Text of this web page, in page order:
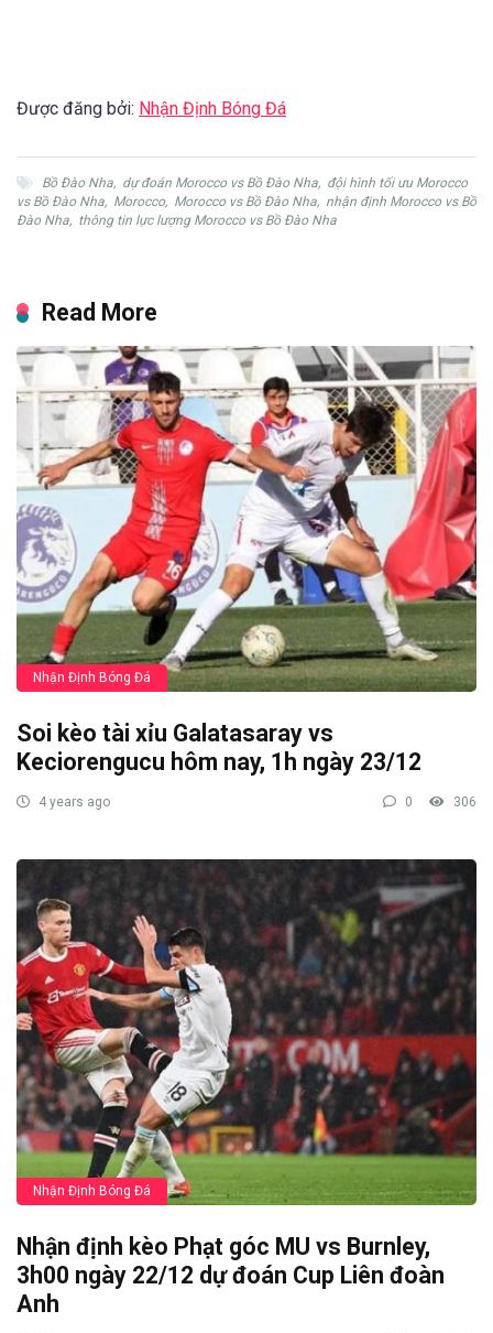
Được đăng bởi: Nhận Định Bóng Đá
Bồ Đào Nha, dự đoán Morocco vs Bồ Đào Nha, đội hình tối ưu Morocco
vs Bồ Đào Nha, Morocco, Morocco vs Bồ Đào Nha, nhận định Morocco vs Bồ
Đào Nha, thông tin lực lượng Morocco vs Bồ Đào Nha
Read More
Nhận Định Bóng Đá
Soi kèo tài xỉu Galatasaray vs
Keciorengucu hôm nay, 1h ngày 23/12
4 years ago 0 306
Nhận Định Bóng Đá
Nhận định kèo Phạt góc MU vs Burnley,
3h00 ngày 22/12 dự đoán Cup Liên đoàn
Anh